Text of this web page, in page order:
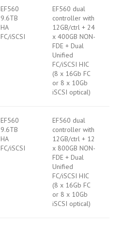
EF560
9.6TB
HA
FC/iSCSI
EF560 dual
controller with
12GB/ctrl + 24
x 400GB NON-
FDE + Dual
Unified
FC/iSCSI HIC
(8 x 16Gb FC
or 8 x 10Gb
iSCSI optical)
EF560
9.6TB
HA
FC/iSCSI
EF560 dual
controller with
12GB/ctrl + 12
x 800GB NON-
FDE + Dual
Unified
FC/iSCSI HIC
(8 x 16Gb FC
or 8 x 10Gb
iSCSI optical)